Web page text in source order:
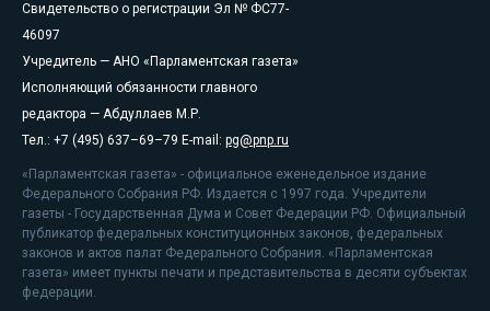
Свидетельство о регистрации Эл № ФС77-
46097
Учредитель — АНО «Парламентская газета»
Исполняющий обязанности главного
редактора — Абдуллаев М.Р.
Тел.: +7 (495) 637–69–79 E-mail: pg@pnp.ru
«Парламентская газета» - официальное еженедельное издание
Федерального Собрания РФ. Издается с 1997 года. Учредители
газеты - Государственная Дума и Совет Федерации РФ. Официальный
публикатор федеральных конституционных законов, федеральных
законов и актов палат Федерального Собрания. «Парламентская
газета» имеет пункты печати и представительства в десяти субъектах
федерации.